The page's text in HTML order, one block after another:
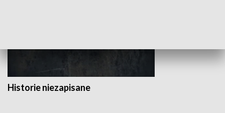
Historie niezapisane